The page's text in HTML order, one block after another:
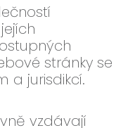
stránky se
a jurisdikcí.
vzdávají